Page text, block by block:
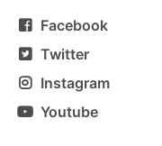
Facebook
Twitter
Instagram
Youtube